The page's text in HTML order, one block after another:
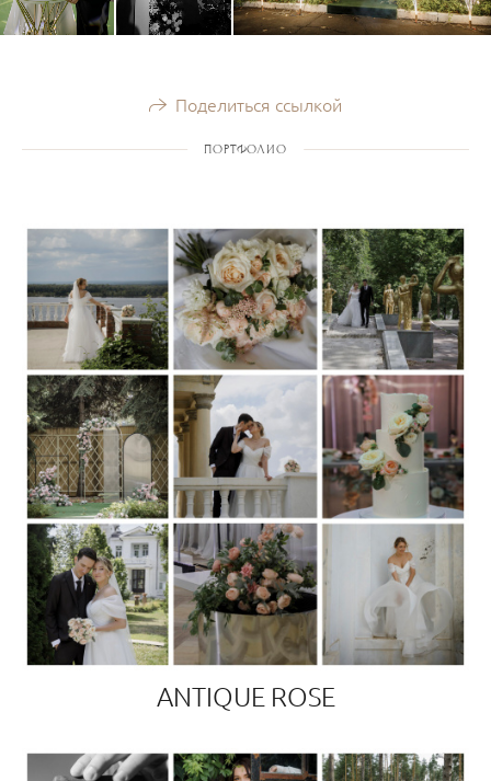
Поделиться ссылкой
ПОРТФОЛИО
ANTIQUE ROSE